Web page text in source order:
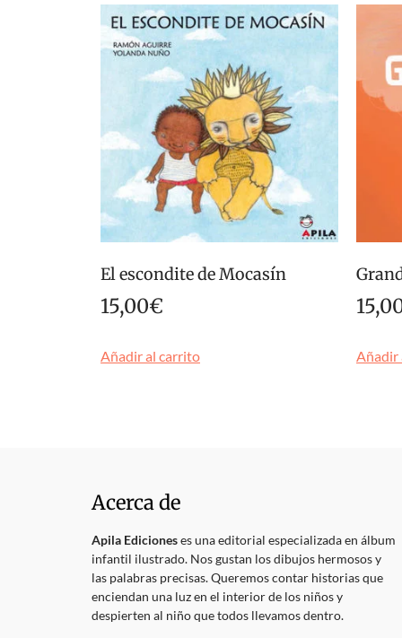
El escondite de Mocasín
15,00€
Añadir al carrito Añadir
Acerca de
Apila Edicioneses una editorial especializada en álbum
infantil ilustrado. Nos gustan los dibujos hermosos y
las palabras precisas. Queremos contar historias que
enciendan una luz en el interior de los niños y
despierten al niño que todos llevamos dentro.